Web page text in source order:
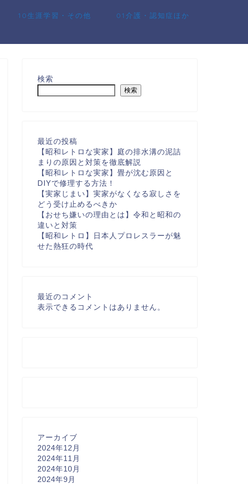
10生涯学習・その他 01介護・認知症ほか
検索
検索
最近の投稿
【昭和レトロな実家】庭の排水溝の泥詰
まりの原因と対策を徹底解説
【昭和レトロな実家】畳が沈む原因と
DIYで修理する方法！
【実家じまい】実家がなくなる寂しさを
どう受け止めるべきか
【おせち嫌いの理由とは】令和と昭和の
違いと対策
【昭和レトロ】日本人プロレスラーが魅
せた熱狂の時代
最近のコメント
表示できるコメントはありません。
アーカイブ
2024年12月
2024年11月
2024年10月
2024年9月